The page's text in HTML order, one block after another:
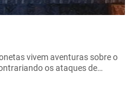
vivem aventuras sobre o
os ataques de…